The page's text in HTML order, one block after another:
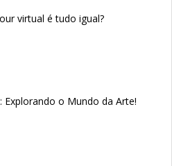
virtual é tudo igual?
o Mundo da Arte!